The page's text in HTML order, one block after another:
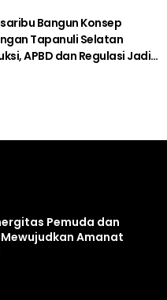
Bangun Konsep
Tapanuli Selatan
APBD dan Regulasi Jadi
Pemuda dan
Amanat